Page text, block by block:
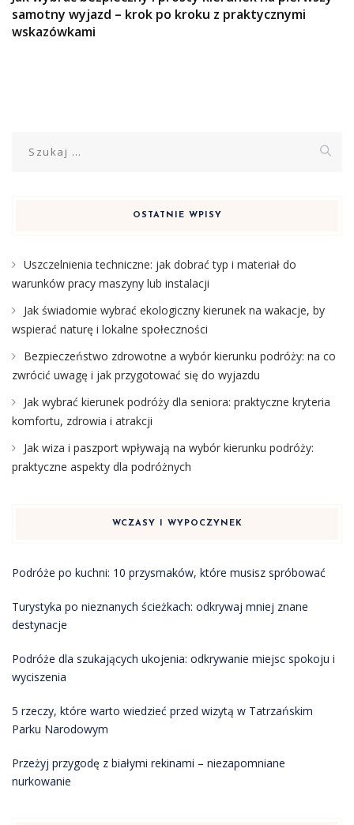
samotny wyjazd – krok po kroku z praktycznymi
wskazówkami
OSTATNIE WPISY
Uszczelnienia techniczne: jak dobrać typ i materiał do
warunków pracy maszyny lub instalacji
Jak świadomie wybrać ekologiczny kierunek na wakacje, by
wspierać naturę i lokalne społeczności
Bezpieczeństwo zdrowotne a wybór kierunku podróży: na co
zwrócić uwagę i jak przygotować się do wyjazdu
Jak wybrać kierunek podróży dla seniora: praktyczne kryteria
komfortu, zdrowia i atrakcji
Jak wiza i paszport wpływają na wybór kierunku podróży:
praktyczne aspekty dla podróżnych
WCZASY I WYPOCZYNEK
Podróże po kuchni: 10 przysmaków, które musisz spróbować
Turystyka po nieznanych ścieżkach: odkrywaj mniej znane
destynacje
Podróże dla szukających ukojenia: odkrywanie miejsc spokoju i
wyciszenia
5 rzeczy, które warto wiedzieć przed wizytą w Tatrzańskim
Parku Narodowym
Przeżyj przygodę z białymi rekinami – niezapomniane
nurkowanie